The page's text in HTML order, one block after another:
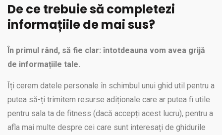
De ce trebuie să completezi
informațiile de mai sus?
În primul rând, să fie clar: întotdeauna vom avea grijă
de informațiile tale.
Îți cerem datele personale în schimbul unui ghid util pentru a
putea să-ți trimitem resurse adiționale care ar putea fi utile
pentru sala ta de fitness (dacă accepți acest lucru), pentru a
afla mai multe despre cei care sunt interesați de ghidurile